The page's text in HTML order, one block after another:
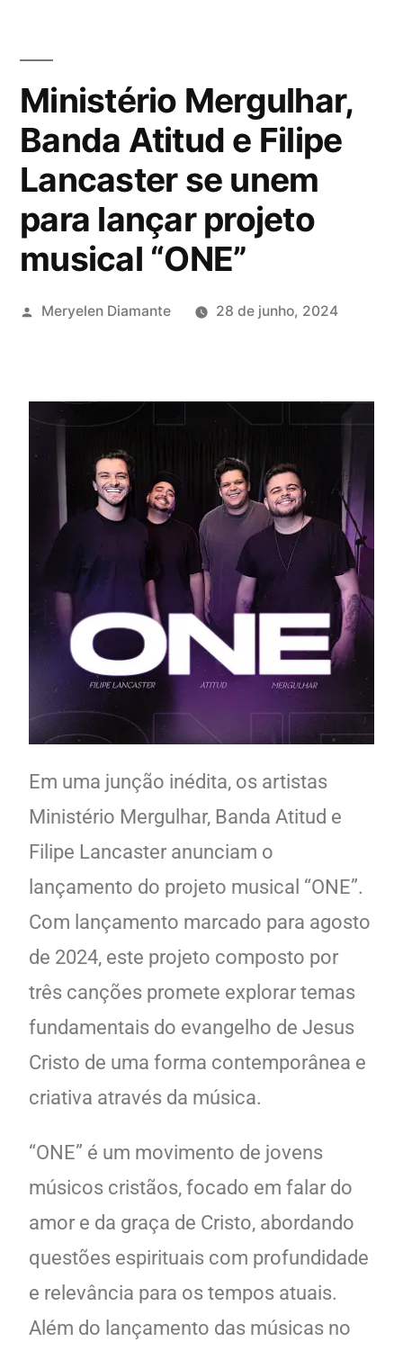
Ministério Mergulhar,
Banda Atitud e Filipe
Lancaster se unem
para lançar projeto
musical “ONE”
Meryelen Diamante 28 de junho, 2024
Em uma junção inédita, os artistas
Ministério Mergulhar, Banda Atitud e
Filipe Lancaster anunciam o
lançamento do projeto musical “ONE”.
Com lançamento marcado para agosto
de 2024, este projeto composto por
três canções promete explorar temas
fundamentais do evangelho de Jesus
Cristo de uma forma contemporânea e
criativa através da música.
“ONE” é um movimento de jovens
músicos cristãos, focado em falar do
amor e da graça de Cristo, abordando
questões espirituais com profundidade
e relevância para os tempos atuais.
Além do lançamento das músicas no